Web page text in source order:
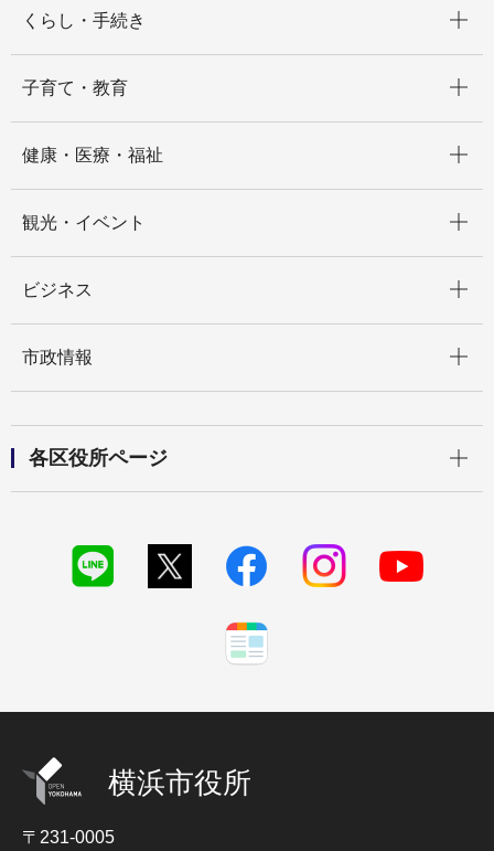
くらし・手続き
子育て・教育
健康・医療・福祉
観光・イベント
ビジネス
市政情報
各区役所ページ
横浜市役所
〒231-0005